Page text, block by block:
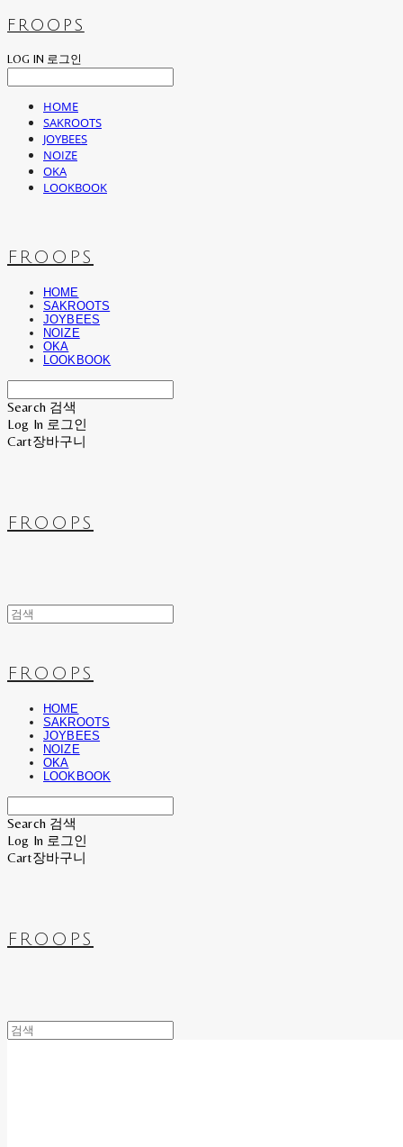
FROOPS
LOG IN 로그인
HOME
SAKROOTS
JOYBEES
NOIZE
OKA
LOOKBOOK
FROOPS
HOME
SAKROOTS
JOYBEES
NOIZE
OKA
LOOKBOOK
Search 검색
Log In 로그인
Cart장바구니
FROOPS
FROOPS
HOME
SAKROOTS
JOYBEES
NOIZE
OKA
LOOKBOOK
Search 검색
Log In 로그인
Cart장바구니
FROOPS